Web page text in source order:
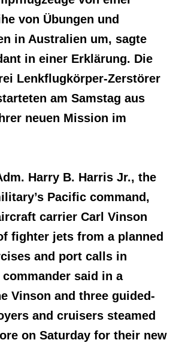
von Übungen und
in Australien um, sagte
in einer Erklärung. Die
Lenkflugkörper-Zerstörer
am Samstag aus
neuen Mission im
Harry B. Harris Jr., the
Pacific command,
carrier Carl Vinson
fighter jets from a planned
and port calls in
said in a
Vinson and three guided-
and cruisers steamed
on Saturday for their new